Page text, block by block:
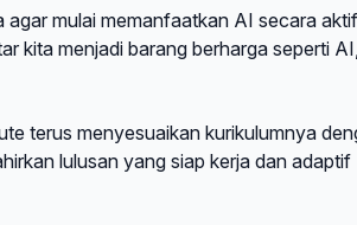
mulai memanfaatkan AI secara
kita menjadi barang berharga seperti
terus menyesuaikan kurikulumnya
lulusan yang siap kerja dan adaptif